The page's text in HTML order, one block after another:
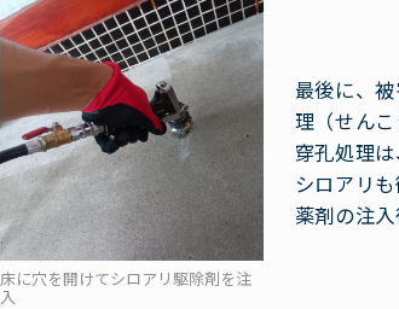
床に穴を開けてシロアリ駆除剤を注
入
最後に、
理（せん
穿孔処理
シロアリ
薬剤の注